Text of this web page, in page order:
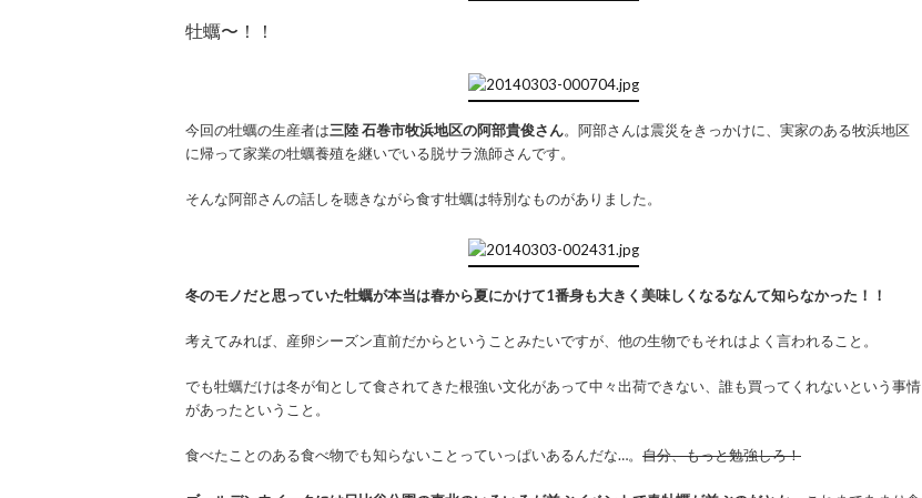
牡蠣〜！！
今回の牡蠣の生産者は三陸 石巻市牧浜地区の阿部貴俊さん。阿部さんは震災をきっかけに、実家のある牧浜地区
に帰って家業の牡蠣養殖を継いでいる脱サラ漁師さんです。
そんな阿部さんの話しを聴きながら食す牡蠣は特別なものがありました。
冬のモノだと思っていた牡蠣が本当は春から夏にかけて1番身も大きく美味しくなるなんて知らなかった！！
考えてみれば、産卵シーズン直前だからということみたいですが、他の生物でもそれはよく言われること。
でも牡蠣だけは冬が旬として食されてきた根強い文化があって中々出荷できない、誰も買ってくれないという事情
があったということ。
食べたことのある食べ物でも知らないことっていっぱいあるんだな…。 自分、もっと勉強しろ！